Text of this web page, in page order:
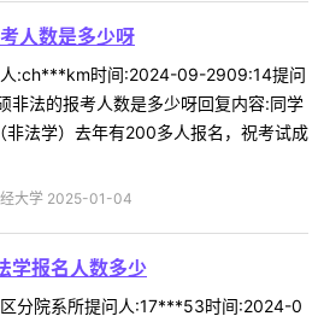
人数是多少呀
人:ch***km时间:2024-09-2909:14提问
非法的报考人数是多少呀回复内容:同学
非法学）去年有200多人报名，祝考试成
大学 2025-01-04
学报名人数多少
分院系所提问人:17***53时间:2024-0